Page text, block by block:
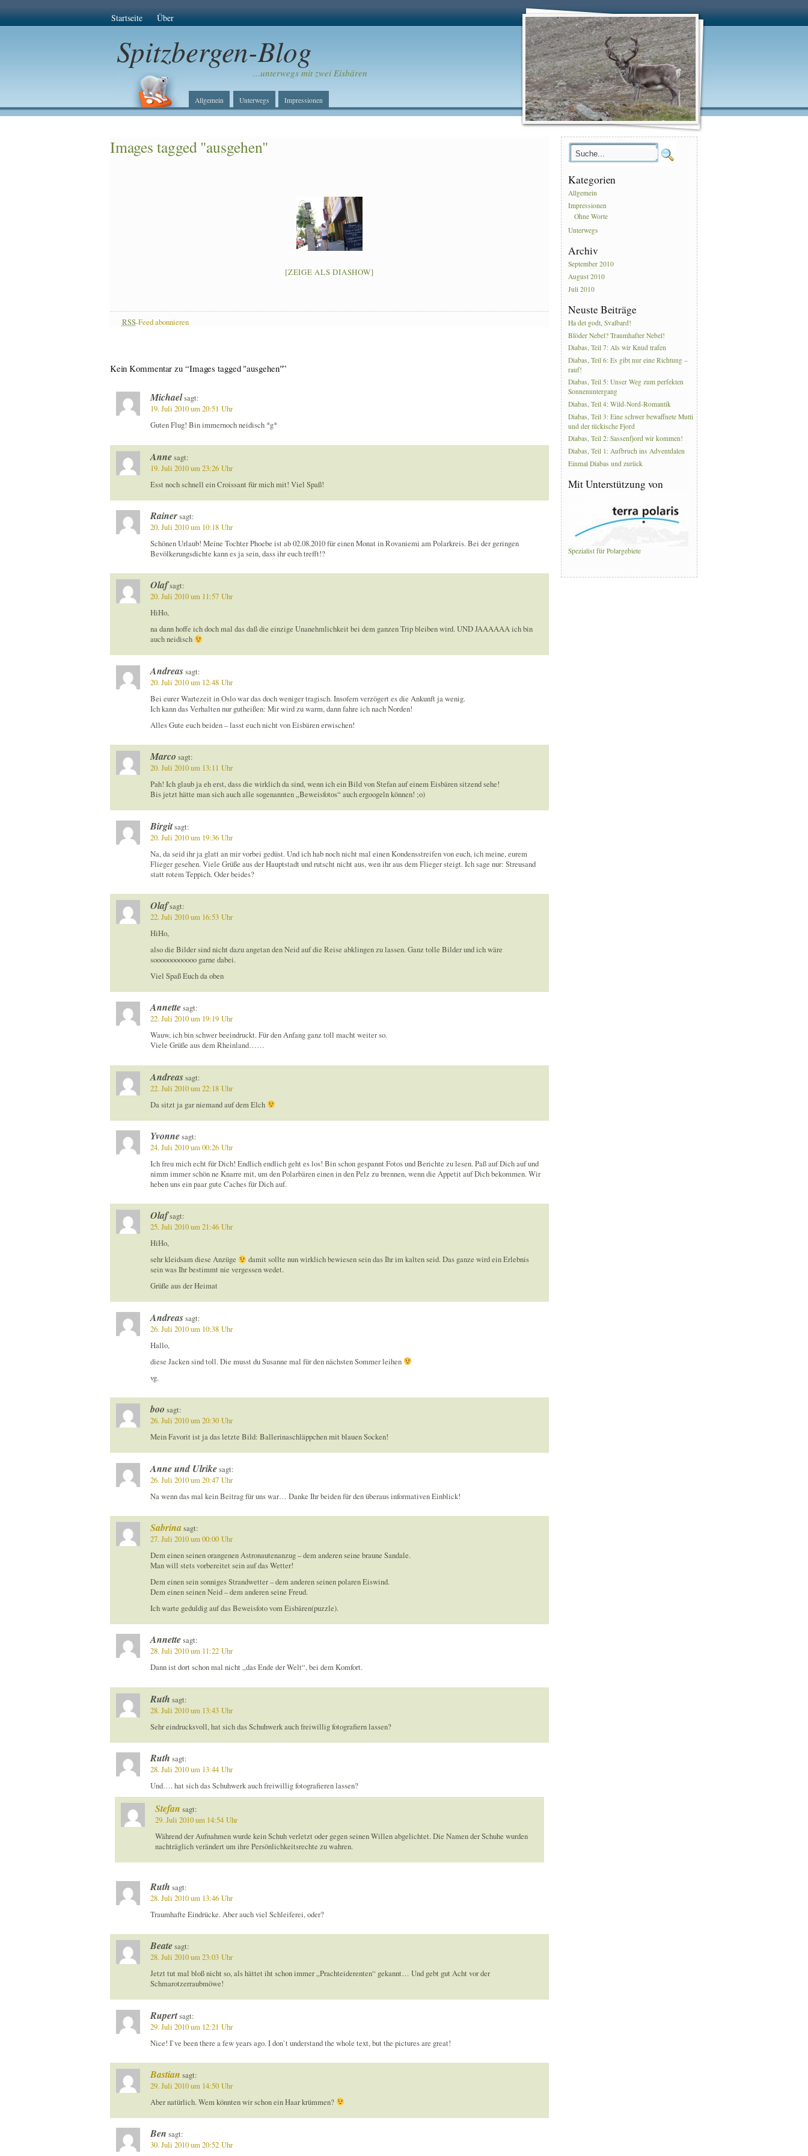
Startseite Über
Spitzbergen-Blog
…unterwegs mit zwei Eisbären
Allgemein Unterwegs Impressionen
Images tagged "ausgehen"
[ZEIGE ALS DIASHOW]
RSS-Feed abonnieren
Kein Kommentar zu “Images tagged "ausgehen"”
Michaelsagt:
19. Juli 2010 um 20:51 Uhr
Guten Flug! Bin immernoch neidisch *g*
Annesagt:
19. Juli 2010 um 23:26 Uhr
Esst noch schnell ein Croissant für mich mit! Viel Spaß!
Rainersagt:
20. Juli 2010 um 10:18 Uhr
Schönen Urlaub! Meine Tochter Phoebe ist ab 02.08.2010 für einen Monat in Rovaniemi am Polarkreis. Bei der geringen
Bevölkerungsdichte kann es ja sein, dass ihr euch trefft!?
Olafsagt:
20. Juli 2010 um 11:57 Uhr
HiHo,
na dann hoffe ich doch mal das daß die einzige Unanehmlichkeit bei dem ganzen Trip bleiben wird. UND JAAAAAA ich bin
auch neidisch
Andreassagt:
20. Juli 2010 um 12:48 Uhr
Bei eurer Wartezeit in Oslo war das doch weniger tragisch. Insofern verzögert es die Ankunft ja wenig.
Ich kann das Verhalten nur gutheißen: Mir wird zu warm, dann fahre ich nach Norden!
Alles Gute euch beiden – lasst euch nicht von Eisbären erwischen!
Marco sagt:
20. Juli 2010 um 13:11 Uhr
Pah! Ich glaub ja eh erst, dass die wirklich da sind, wenn ich ein Bild von Stefan auf einem Eisbären sitzend sehe!
Bis jetzt hätte man sich auch alle sogenannten „Beweisfotos“ auch ergoogeln können! ;o)
Birgitsagt:
20. Juli 2010 um 19:36 Uhr
Na, da seid ihr ja glatt an mir vorbei gedüst. Und ich hab noch nicht mal einen Kondensstreifen von euch, ich meine, eurem
Flieger gesehen. Viele Grüße aus der Hauptstadt und rutscht nicht aus, wen ihr aus dem Flieger steigt. Ich sage nur: Streusand
statt rotem Teppich. Oder beides?
Olafsagt:
22. Juli 2010 um 16:53 Uhr
HiHo,
also die Bilder sind nicht dazu angetan den Neid auf die Reise abklingen zu lassen. Ganz tolle Bilder und ich wäre
soooooooooooo garne dabei.
Viel Spaß Euch da oben
Annettesagt:
22. Juli 2010 um 19:19 Uhr
Wauw, ich bin schwer beeindruckt. Für den Anfang ganz toll macht weiter so.
Viele Grüße aus dem Rheinland……
Andreassagt:
22. Juli 2010 um 22:18 Uhr
Da sitzt ja gar niemand auf dem Elch
Yvonnesagt:
24. Juli 2010 um 00:26 Uhr
Ich freu mich echt für Dich! Endlich endlich geht es los! Bin schon gespannt Fotos und Berichte zu lesen. Paß auf Dich auf und
nimm immer schön ne Knarre mit, um den Polarbären einen in den Pelz zu brennen, wenn die Appetit auf Dich bekommen. Wir
heben uns ein paar gute Caches für Dich auf.
Olafsagt:
25. Juli 2010 um 21:46 Uhr
HiHo,
sehr kleidsam diese Anzüge
damit sollte nun wirklich bewiesen sein das Ihr im kalten seid. Das ganze wird ein Erlebnis
sein was Ihr bestimmt nie vergessen wedet.
Grüße aus der Heimat
Andreassagt:
26. Juli 2010 um 10:38 Uhr
Hallo,
diese Jacken sind toll. Die musst du Susanne mal für den nächsten Sommer leihen
vg.
boo sagt:
26. Juli 2010 um 20:30 Uhr
Mein Favorit ist ja das letzte Bild: Ballerinaschläppchen mit blauen Socken!
Anne und Ulrikesagt:
26. Juli 2010 um 20:47 Uhr
Na wenn das mal kein Beitrag für uns war… Danke Ihr beiden für den überaus informativen Einblick!
Sabrinasagt:
27. Juli 2010 um 00:00 Uhr
Dem einen seinen orangenen Astronautenanzug – dem anderen seine braune Sandale.
Man will stets vorbereitet sein auf das Wetter!
Dem einen sein sonniges Strandwetter – dem anderen seinen polaren Eiswind.
Dem einen seinen Neid – dem anderen seine Freud.
Ich warte geduldig auf das Beweisfoto vom Eisbären(puzzle).
Annettesagt:
28. Juli 2010 um 11:22 Uhr
Dann ist dort schon mal nicht „das Ende der Welt“, bei dem Komfort.
Ruth sagt:
28. Juli 2010 um 13:43 Uhr
Sehr eindrucksvoll, hat sich das Schuhwerk auch freiwillig fotografiern lassen?
Ruth sagt:
28. Juli 2010 um 13:44 Uhr
Und…. hat sich das Schuhwerk auch freiwillig fotografieren lassen?
Stefan sagt:
29. Juli 2010 um 14:54 Uhr
Während der Aufnahmen wurde kein Schuh verletzt oder gegen seinen Willen abgelichtet. Die Namen der Schuhe wurden
nachträglich verändert um ihre Persönlichkeitsrechte zu wahren.
Ruth sagt:
28. Juli 2010 um 13:46 Uhr
Traumhafte Eindrücke. Aber auch viel Schleiferei, oder?
Beatesagt:
28. Juli 2010 um 23:03 Uhr
Jetzt tut mal bloß nicht so, als hättet iht schon immer „Prachteiderenten“ gekannt… Und gebt gut Acht vor der
Schmarotzerraubmöwe!
Rupertsagt:
29. Juli 2010 um 12:21 Uhr
Nice! I`ve been there a few years ago. I don`t understand the whole text, but the pictures are great!
Bastian sagt:
29. Juli 2010 um 14:50 Uhr
Aber natürlich. Wem könnten wir schon ein Haar krümmen?
Ben sagt:
30. Juli 2010 um 20:52 Uhr
Kategorien
Allgemein
Impressionen
Ohne Worte
Unterwegs
Archiv
September 2010
August 2010
Juli 2010
Neuste Beiträge
Ha det godt, Svalbard!
Blöder Nebel? Traumhafter Nebel!
Diabas, Teil 7: Als wir Knud trafen
Diabas, Teil 6: Es gibt nur eine Richtung –
rauf!
Diabas, Teil 5: Unser Weg zum perfekten
Sonnenuntergang
Diabas, Teil 4: Wild-Nord-Romantik
Diabas, Teil 3: Eine schwer bewaffnete Mutti
und der tückische Fjord
Diabas, Teil 2: Sassenfjord wir kommen!
Diabas, Teil 1: Aufbruch ins Adventdalen
Einmal Diabas und zurück
Mit Unterstützung von
Spezialist für Polargebiete